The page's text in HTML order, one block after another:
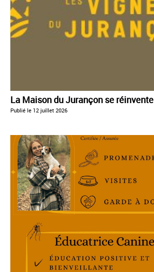
La Maison du Jurançon se réinvente
Publié le 12 juillet 2026